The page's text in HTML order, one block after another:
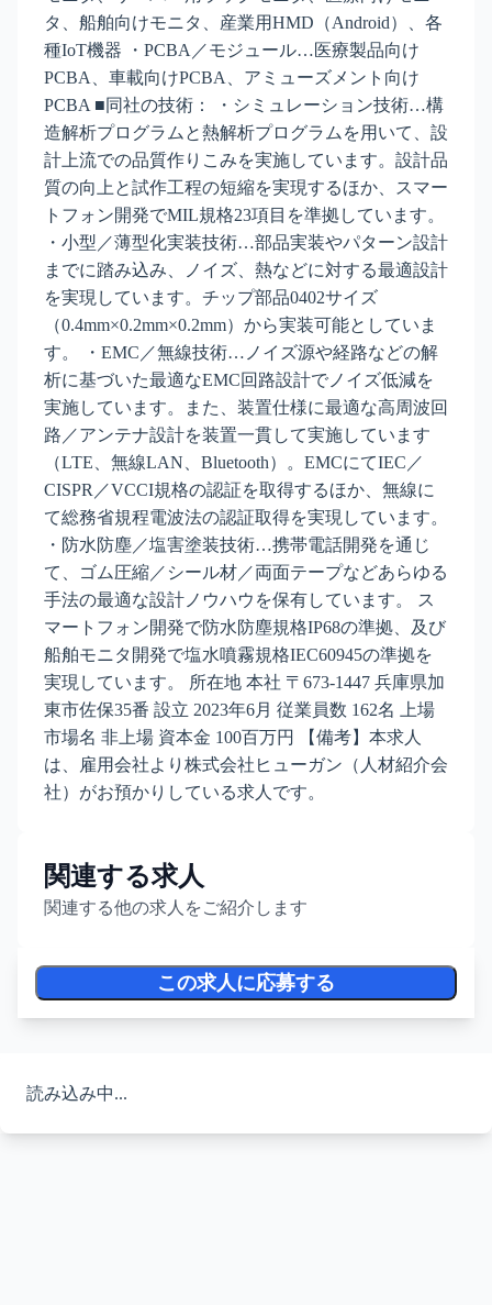
タ、船舶向けモニタ、産業用HMD（Android）、各
種IoT機器 ・PCBA／モジュール…医療製品向け
PCBA、車載向けPCBA、アミューズメント向け
PCBA ■同社の技術： ・シミュレーション技術…構
造解析プログラムと熱解析プログラムを用いて、設
計上流での品質作りこみを実施しています。設計品
質の向上と試作工程の短縮を実現するほか、スマー
トフォン開発でMIL規格23項目を準拠しています。
・小型／薄型化実装技術…部品実装やパターン設計
までに踏み込み、ノイズ、熱などに対する最適設計
を実現しています。チップ部品0402サイズ
（0.4mm×0.2mm×0.2mm）から実装可能としていま
す。 ・EMC／無線技術…ノイズ源や経路などの解
析に基づいた最適なEMC回路設計でノイズ低減を
実施しています。また、装置仕様に最適な高周波回
路／アンテナ設計を装置一貫して実施しています
（LTE、無線LAN、Bluetooth）。EMCにてIEC／
CISPR／VCCI規格の認証を取得するほか、無線に
て総務省規程電波法の認証取得を実現しています。
・防水防塵／塩害塗装技術…携帯電話開発を通じ
て、ゴム圧縮／シール材／両面テープなどあらゆる
手法の最適な設計ノウハウを保有しています。 ス
マートフォン開発で防水防塵規格IP68の準拠、及び
船舶モニタ開発で塩水噴霧規格IEC60945の準拠を
実現しています。 所在地 本社 〒673-1447 兵庫県加
東市佐保35番 設立 2023年6月 従業員数 162名 上場
市場名 非上場 資本金 100百万円 【備考】本求人
は、雇用会社より株式会社ヒューガン（人材紹介会
社）がお預かりしている求人です。
関連する求人
関連する他の求人をご紹介します
この求人に応募する
読み込み中...